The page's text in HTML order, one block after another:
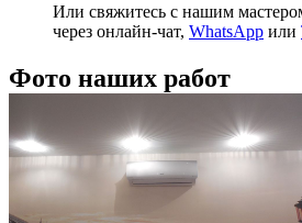
Или свяжитесь с нашим
через онлайн-чат, WhatsApp или
Фото наших работ